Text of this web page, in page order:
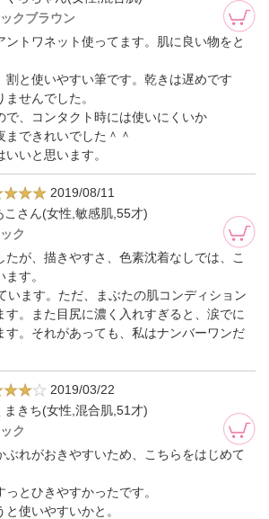
クブラウン
ントワネット使ってます。肌に良い物をと
割と使いやすい筆です。乾きは遅めです
せんでした。
で、コンタクト時には使いにくいか
まできれいでした＾＾
いと思います。
2019/08/11
こさん(女性,敏感肌,55才)
ク
たが、描きやすさ、色素沈着なしでは、こ
す。
います。ただ、まぶたの肌コンディション
す。また目尻に濃く入れすぎると、涙でに
す。それがあっても、私はナンバーワンだ
2019/03/22
まきち(女性,混合肌,51才)
ク
ぶれがおきやすいため、こちらをはじめて
とひきやすかったです。
使いやすいかと。